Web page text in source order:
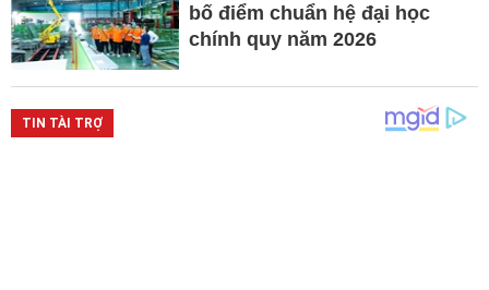
bố điểm chuẩn hệ đại học
chính quy năm 2026